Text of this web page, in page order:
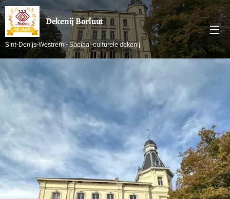
DekenijBorluut
Sint-Denijs-Westrem - Sociaal-culturele dekenij